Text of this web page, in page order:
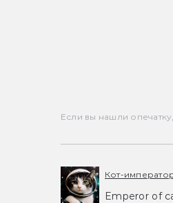
Если вы нашли
Кот-
Emperor of